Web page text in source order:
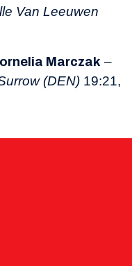
Van Leeuwen
Marczak –
(DEN) 19:21,